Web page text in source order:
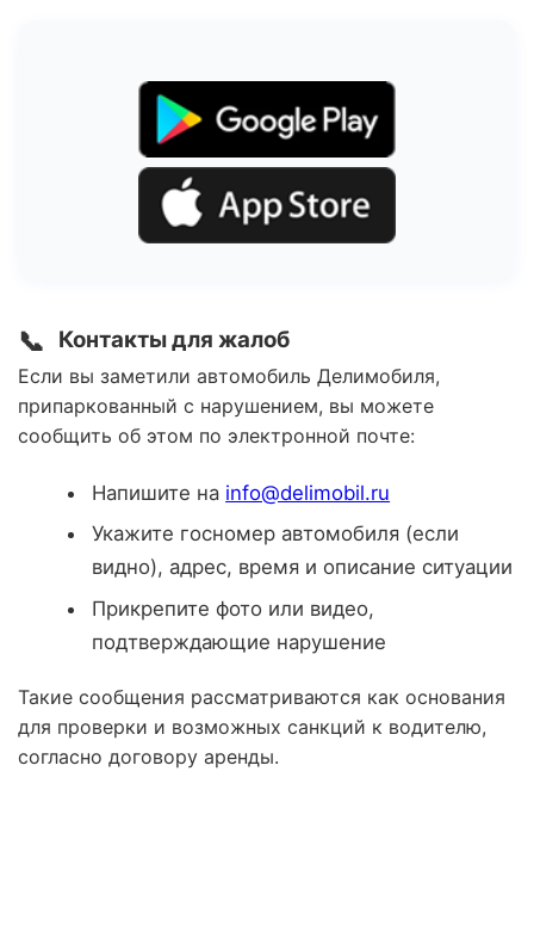
📞 Контакты для жалоб
Если вы заметили автомобиль Делимобиля,
припаркованный с нарушением, вы можете
сообщить об этом по электронной почте:
Напишите на info@delimobil.ru
Укажите госномер автомобиля (если
видно), адрес, время и описание ситуации
Прикрепите фото или видео,
подтверждающие нарушение
Такие сообщения рассматриваются как основания
для проверки и возможных санкций к водителю,
согласно договору аренды.